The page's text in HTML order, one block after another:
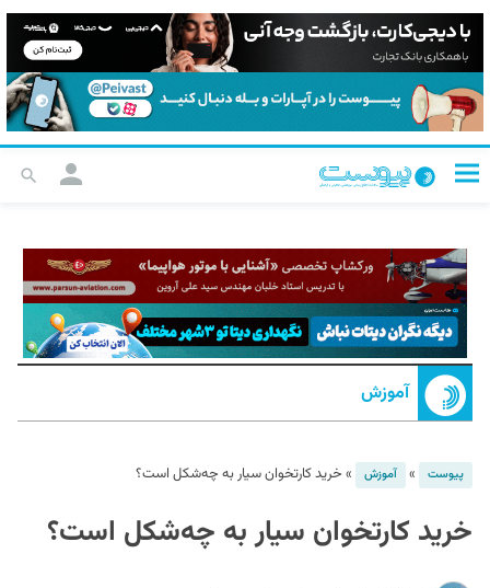
آموزش
پیوست » آموزش » خرید کارتخوان سیار به ‌چه‌شکل است؟
خرید کارتخوان سیار به ‌چه‌شکل است؟